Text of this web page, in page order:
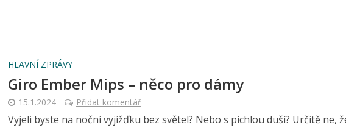
HLAVNÍ ZPRÁVY
Giro Ember Mips – něco pro dámy
15.1.2024 Přidat komentář
Vyjeli byste na noční vyjížďku bez světel? Nebo s píchlou duší? Určitě ne,